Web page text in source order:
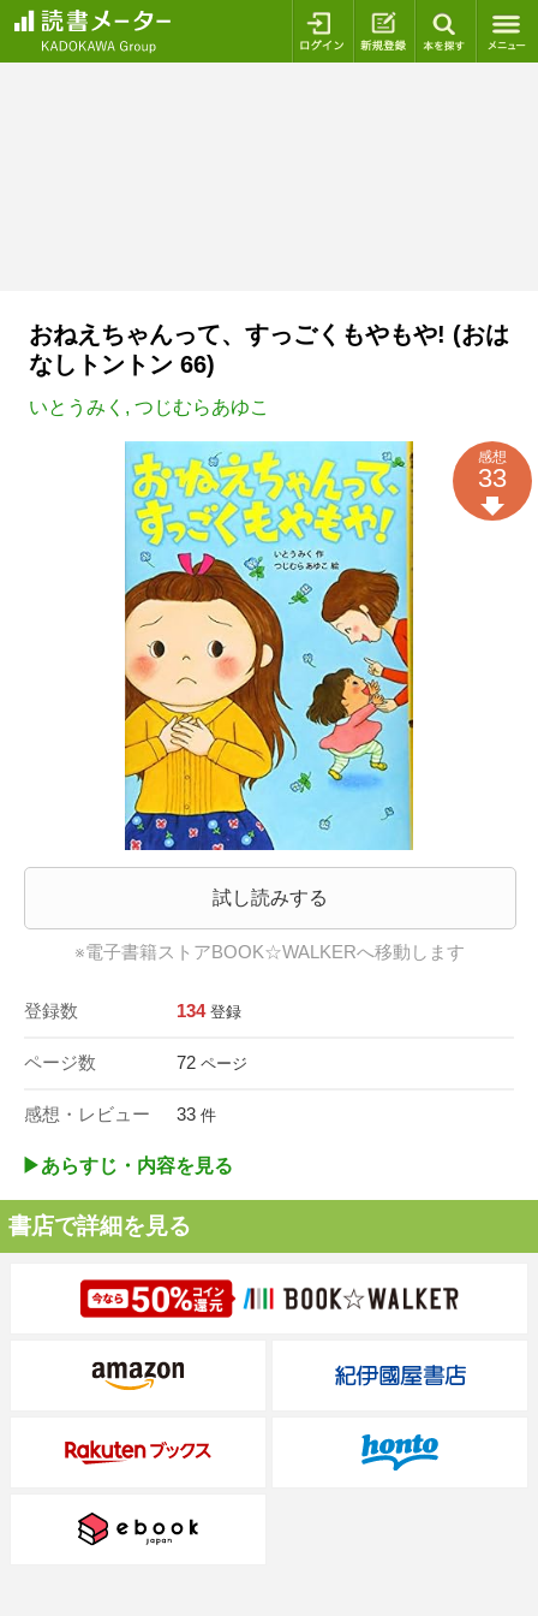
ログイン 新規登録
おねえちゃんって、すっごくもやもや! (おは
なしトントン 66)
いとうみく , つじむらあゆこ
試し読みする
※電子書籍ストアBOOK☆WALKERへ移動します
登録数 134 登録
ページ数 72 ページ
感想・レビュー 33 件
感想
33
▶︎あらすじ・内容を見る
書店で詳細を見る